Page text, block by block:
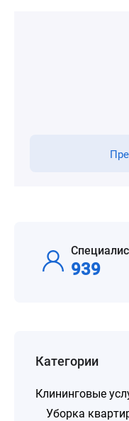
939
Категории
Клининговые
Уборка